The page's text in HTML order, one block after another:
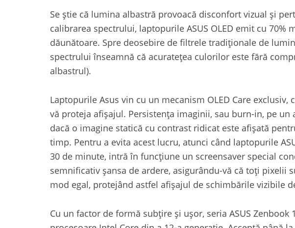
Se știe că lumina albastră provoacă disconfort vizual și
calibrarea spectrului, laptopurile ASUS OLED emit cu 70%
dăunătoare. Spre deosebire de filtrele tradiționale de
spectrului înseamnă că acuratețea culorilor este fără
albastrul).
Laptopurile Asus vin cu un mecanism OLED Care exclusiv,
vă proteja afișajul. Persistența imaginii, sau burn-in, pe un
dacă o imagine statică cu contrast ridicat este afișată
timp. Pentru a evita acest lucru, atunci când laptopurile
30 de minute, intră în funcțiune un screensaver special
semnificativ șansa de ardere, asigurându-vă că toți pixelii
mod egal, protejând astfel afișajul de schimbările vizibile
Cu un factor de formă subțire și ușor, seria ASUS Zenbook